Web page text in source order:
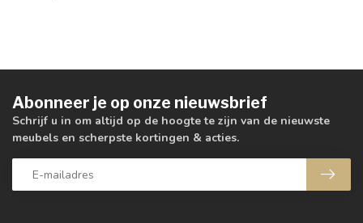
Abonneer je op onze nieuwsbrief
Schrijf u in om altijd op de hoogte te zijn van de nieuwste
meubels en scherpste kortingen & acties.